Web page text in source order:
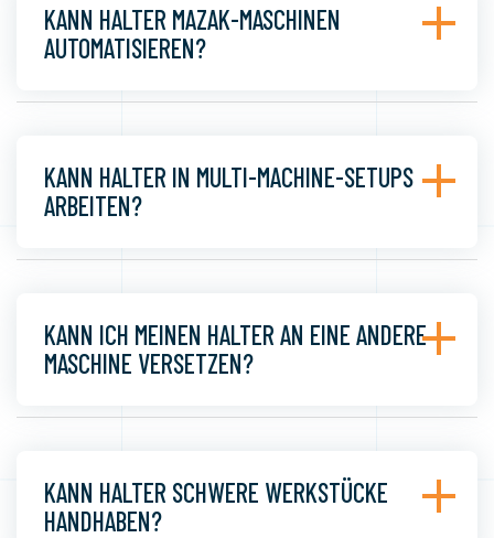
KANN HALTER MAZAK-MASCHINEN
AUTOMATISIEREN?
KANN HALTER IN MULTI-MACHINE-SETUPS
ARBEITEN?
KANN ICH MEINEN HALTER AN EINE ANDERE
MASCHINE VERSETZEN?
KANN HALTER SCHWERE WERKSTÜCKE
HANDHABEN?